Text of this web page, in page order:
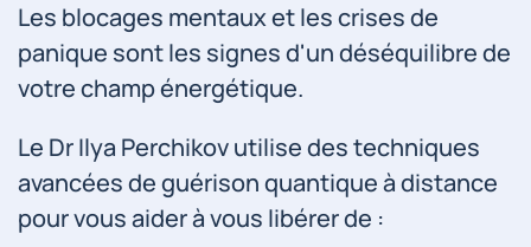
Les blocages mentaux et les crises de
panique sont les signes d'un déséquilibre de
votre champ énergétique.
Le Dr Ilya Perchikov utilise des techniques
avancées de guérison quantique à distance
pour vous aider à vous libérer de :